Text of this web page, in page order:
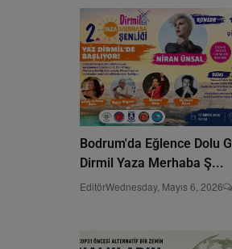
Bodrum'da Eğlence Dolu
Dirmil Yaza Merhaba Ş...
EditörWednesday, Mayıs 6, 2026